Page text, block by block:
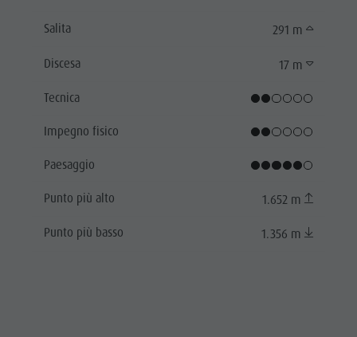
Salita 291 m
Discesa 17 m
Tecnica
Impegno fisico
Paesaggio
Punto più alto 1.652 m
Punto più basso 1.356 m